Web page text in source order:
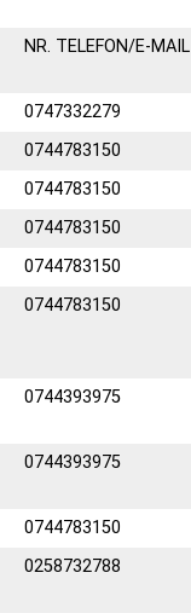
NR. TELEFON/E-MAIL
0747332279
0744783150
0744783150
0744783150
0744783150
0744783150
0744393975
0744393975
0744783150
0258732788